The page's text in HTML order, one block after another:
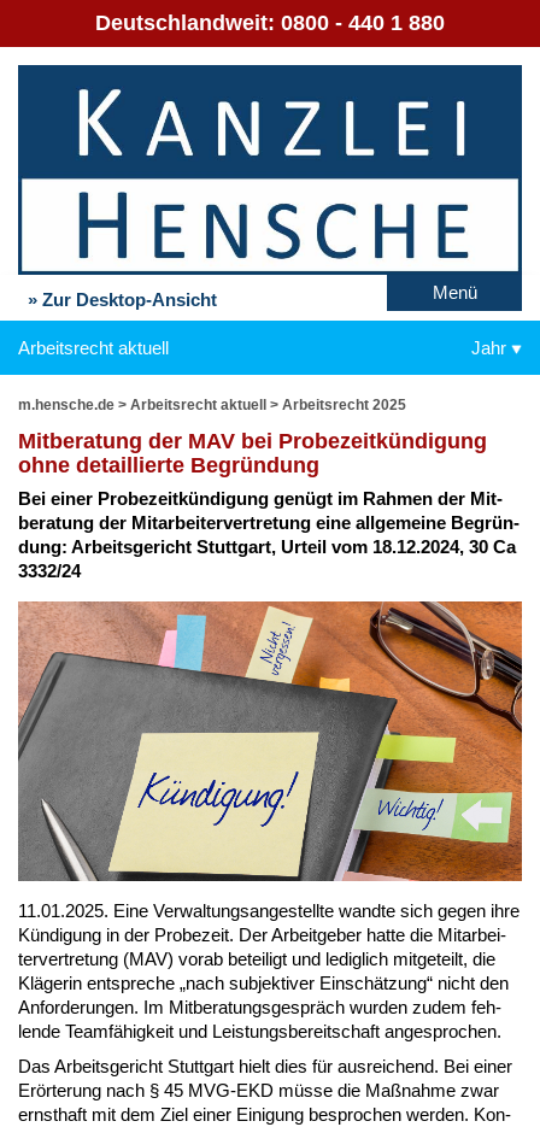
Deutschlandweit: 0800 - 440 1 880
» Zur Desktop-Ansicht Menü
Arbeitsrecht aktuell Jahr
m.hensche.de > Arbeitsrecht aktuell > Arbeitsrecht 2025
Mit­be­ra­tung der MAV bei Pro­be­zeit­kün­di­gung
oh­ne de­tail­lier­te Be­grün­dung
Bei ei­ner Pro­be­zeit­kün­di­gung ge­nügt im Rah­men der Mit­
be­ra­tung der Mit­ar­bei­ter­ver­tre­tung ei­ne all­ge­mei­ne Be­grün­
dung: Ar­beits­ge­richt Stutt­gart, Ur­teil vom 18.12.2024, 30 Ca
3332/24
11.01.2025. Ei­ne Ver­wal­tungs­an­ge­stell­te wand­te sich ge­gen ih­re
Kün­di­gung in der Pro­be­zeit. Der Ar­beit­ge­ber hat­te die Mit­ar­bei­
ter­ver­tre­tung (MAV) vor­ab be­tei­ligt und le­dig­lich mit­ge­teilt, die
Klä­ge­rin ent­spre­che „nach sub­jek­ti­ver Ein­schät­zung“ nicht den
An­for­de­run­gen. Im Mit­be­ra­tungs­ge­spräch wur­den zu­dem feh­
len­de Team­fä­hig­keit und Leis­tungs­be­reit­schaft an­ge­spro­chen.
Das Ar­beits­ge­richt Stutt­gart hielt dies für aus­rei­chend. Bei ei­ner
Er­ör­te­rung nach § 45 MVG-EKD müs­se die Maß­nah­me zwar
ernst­haft mit dem Ziel ei­ner Ei­ni­gung be­spro­chen wer­den. Kon­